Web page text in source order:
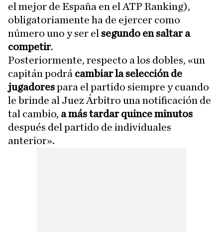
el mejor de España en el ATP Ranking),
obligatoriamente ha de ejercer como
número uno y ser el segundo en saltar a
competir.
Posteriormente, respecto a los dobles, «un
capitán podrá cambiar la selección de
jugadorespara el partido siempre y cuando
le brinde al Juez Árbitro una notificación de
tal cambio, a más tardar quince minutos
después del partido de individuales
anterior».